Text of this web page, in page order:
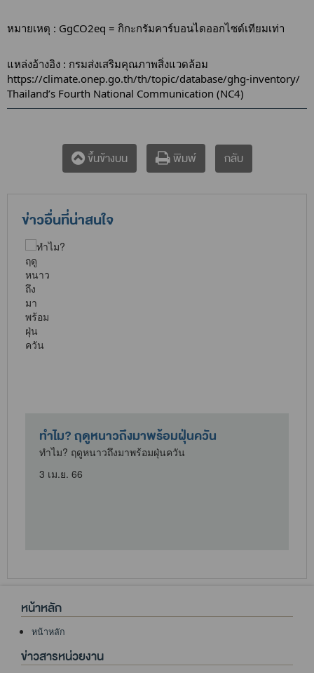
หมายเหตุ : GgCO2eq = กิกะกรัมคาร์บอนไดออกไซด์เทียมเท่า
แหล่งอ้างอิง : กรมส่งเสริมคุณภาพสิ่งแวดล้อม
https://climate.onep.go.th/th/topic/database/ghg-inventory/
Thailand’s Fourth National Communication (NC4)
ขึ้นข้างบน พิมพ์ กลับ
ข่าวอื่นที่น่าสนใจ
ทำไม? ฤดูหนาวถึงมาพร้อมฝุ่นควัน
ทำไม? ฤดูหนาวถึงมาพร้อมฝุ่นควัน
3 เม.ย. 66
หน้าหลัก
หน้าหลัก
ข่าวสารหน่วยงาน